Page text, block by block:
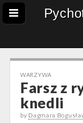
WARZYWA
Farsz z
knedli
by Dagmara